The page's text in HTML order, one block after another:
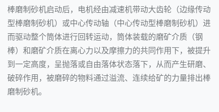
棒磨制砂机启动后，电机经由减速机带动大齿轮（边缘传动
型棒磨制砂机）或中心传动轴（中心传动型棒磨制砂机）进
而驱动整个筒体进行回转运动，筒体装载的磨矿介质（钢
棒）和磨矿介质在离心力以及摩擦力的共同作用下，被提升
到一定高度，呈抛落或自由落体状态落下，从而产生研磨、
破碎作用，被磨碎的物料通过溢流、连续给矿的力量排出棒
磨制砂机。